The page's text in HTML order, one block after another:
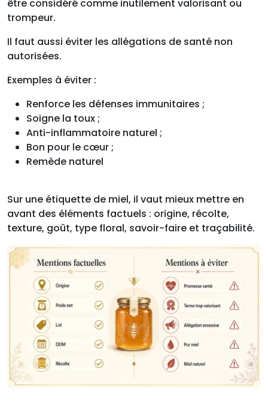
être considéré comme inutilement valorisant ou
trompeur.
Il faut aussi éviter les allégations de santé non
autorisées.
Exemples à éviter :
Renforce les défenses immunitaires ;
Soigne la toux ;
Anti-inflammatoire naturel ;
Bon pour le cœur ;
Remède naturel
Sur une étiquette de miel, il vaut mieux mettre en
avant des éléments factuels : origine, récolte,
texture, goût, type floral, savoir-faire et traçabilité.